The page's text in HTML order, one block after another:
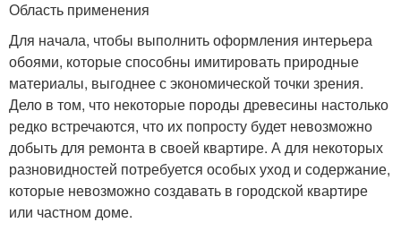
Область применения
Для начала, чтобы выполнить оформления интерьера
обоями, которые способны имитировать природные
материалы, выгоднее с экономической точки зрения.
Дело в том, что некоторые породы древесины настолько
редко встречаются, что их попросту будет невозможно
добыть для ремонта в своей квартире. А для некоторых
разновидностей потребуется особых уход и содержание,
которые невозможно создавать в городской квартире
или частном доме.